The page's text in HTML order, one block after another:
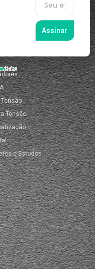
Assinar
Tensão
e Estudos